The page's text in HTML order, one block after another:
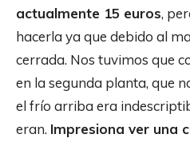
actualmente 15 euros,
hacerla ya que debido al
cerrada. Nos tuvimos que
en la segunda planta, que
el frío arriba era
eran. Impresiona ver una